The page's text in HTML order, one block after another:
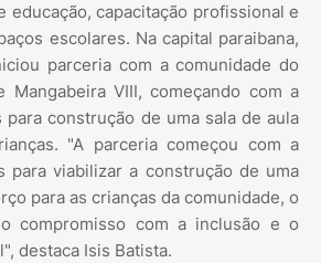
educação, capacitação profissional e
escolares. Na capital paraibana,
parceria com a comunidade do
Mangabeira VIII, começando com a
para construção de uma sala de aula
"A parceria começou com a
para viabilizar a construção de uma
para as crianças da comunidade, o
compromisso com a inclusão e o
destaca Isis Batista.